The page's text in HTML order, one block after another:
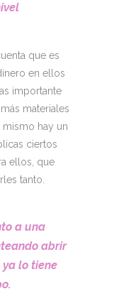
que es
en ellos
importante
materiales
hay un
ciertos
ellos, que
tanto.
a una
abrir
lo tiene